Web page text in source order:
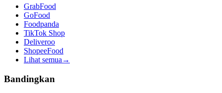
GrabFood
GoFood
Foodpanda
TikTok Shop
Deliveroo
ShopeeFood
Lihat semua →
Bandingkan